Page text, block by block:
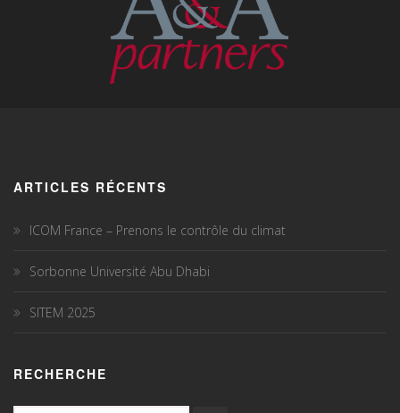
ARTICLES RÉCENTS
ICOM France – Prenons le contrôle du climat
Sorbonne Université Abu Dhabi
SITEM 2025
RECHERCHE